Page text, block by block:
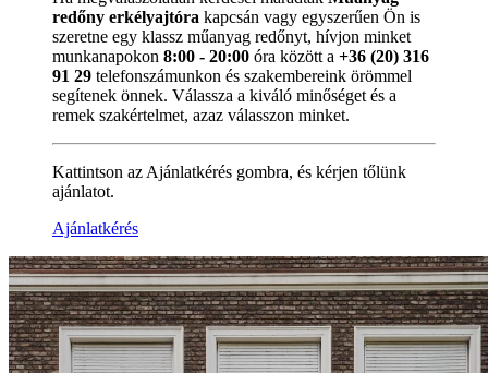
redőny erkélyajtóra kapcsán vagy egyszerűen Ön is
szeretne egy klassz műanyag redőnyt, hívjon minket
munkanapokon 8:00 - 20:00 óra között a +36 (20) 316
91 29 telefonszámunkon és szakembereink örömmel
segítenek önnek. Válassza a kiváló minőséget és a
remek szakértelmet, azaz válasszon minket.
Kattintson az Ajánlatkérés gombra, és kérjen tőlünk
ajánlatot.
Ajánlatkérés